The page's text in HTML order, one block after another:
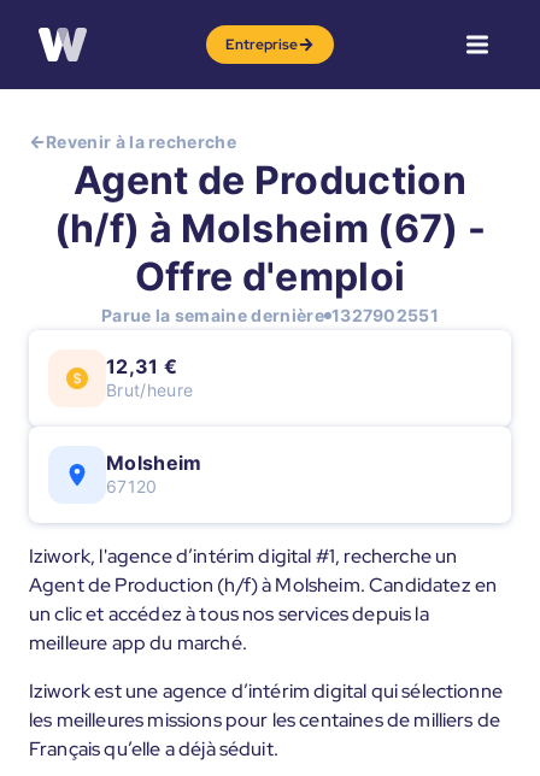
Entreprise
Revenir à la recherche
Agent de Production
(h/f) à Molsheim (67) -
Offre d'emploi
Parue la semaine dernière 1327902551
12,31 €
Brut/heure
Molsheim
67120
Iziwork, l'agence d’intérim digital #1, recherche un
Agent de Production (h/f) à Molsheim. Candidatez en
un clic et accédez à tous nos services depuis la
meilleure app du marché.
Iziwork est une agence d’intérim digital qui sélectionne
les meilleures missions pour les centaines de milliers de
Français qu’elle a déjà séduit.